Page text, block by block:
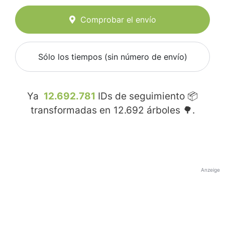
Comprobar el envío
Sólo los tiempos (sin número de envío)
Ya 12.692.781 IDs de seguimiento 📦
transformadas en 12.692 árboles 🌳.
Anzeige